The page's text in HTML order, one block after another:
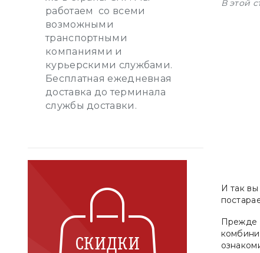
В этой
И так
Прежде
работаем со всеми
возможными
транспортными
компаниями и
курьерскими службами.
Бесплатная ежедневная
доставка до терминала
службы доставки.